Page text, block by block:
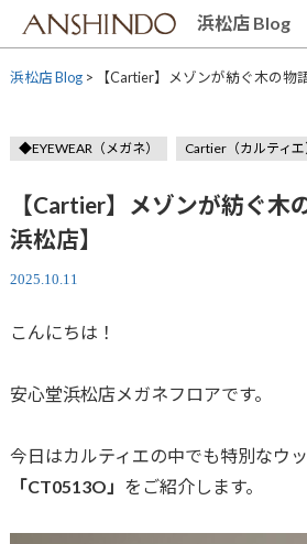
content
浜松店 Blog
浜松店 Blog> 【Cartier】メゾンが紡ぐ木の物
◆EYEWEAR（メガネ） Cartier（カルティエ
【Cartier】メゾンが紡ぐ
浜松店】
2025.10.11
こんにちは！
安心堂浜松店メガネフロアです。
今日はカルティエの中でも特別なウ
「CT0513O」 をご紹介します。